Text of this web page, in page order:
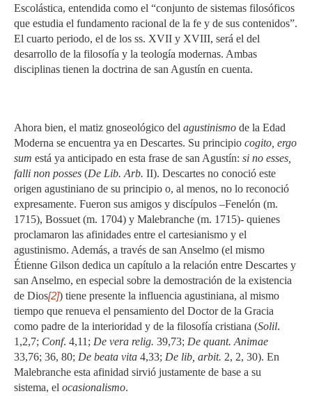
Escolástica, entendida como el “conjunto de sistemas filosóficos
que estudia el fundamento racional de la fe y de sus contenidos”.
El cuarto periodo, el de los ss. XVII y XVIII, será el del
desarrollo de la filosofía y la teología modernas. Ambas
disciplinas tienen la doctrina de san Agustín en cuenta.
Ahora bien, el matiz gnoseológico del agustinismo de la Edad
Moderna se encuentra ya en Descartes. Su principio cogito, ergo
sum está ya anticipado en esta frase de san Agustín: si no esses,
falli non posses (De Lib. Arb. II). Descartes no conoció este
origen agustiniano de su principio o, al menos, no lo reconoció
expresamente. Fueron sus amigos y discípulos –Fenelón (m.
1715), Bossuet (m. 1704) y Malebranche (m. 1715)- quienes
proclamaron las afinidades entre el cartesianismo y el
agustinismo. Además, a través de san Anselmo (el mismo
Étienne Gilson dedica un capítulo a la relación entre Descartes y
san Anselmo, en especial sobre la demostración de la existencia
de Dios[2]) tiene presente la influencia agustiniana, al mismo
tiempo que renueva el pensamiento del Doctor de la Gracia
como padre de la interioridad y de la filosofía cristiana (Solil.
1,2,7; Conf. 4,11; De vera relig. 39,73; De quant. Animae
33,76; 36, 80; De beata vita 4,33; De lib, arbit. 2, 2, 30). En
Malebranche esta afinidad sirvió justamente de base a su
sistema, el ocasionalismo.